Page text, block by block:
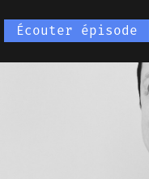
Écouter épisode